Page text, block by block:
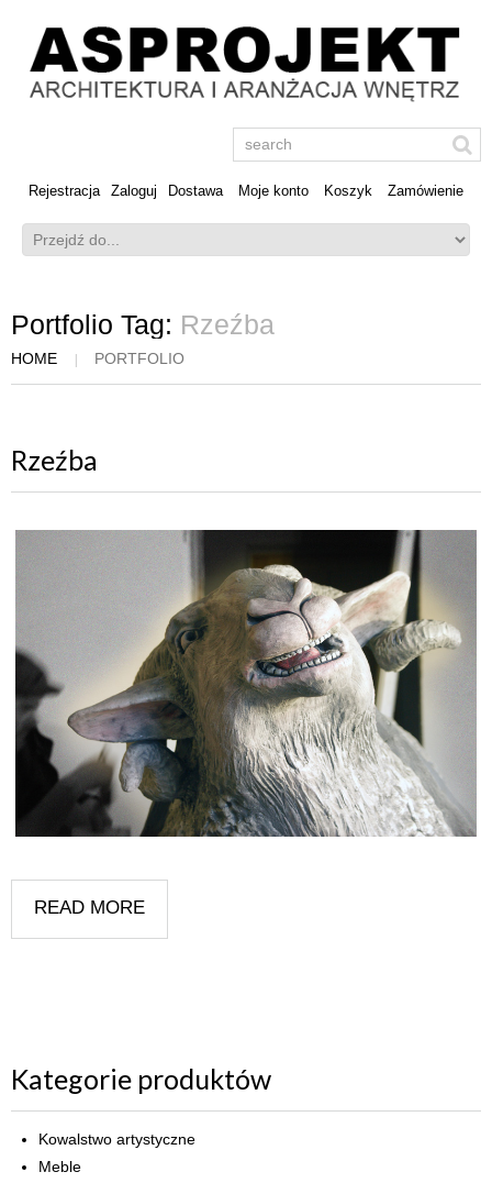
Rejestracja Zaloguj Dostawa Moje konto Koszyk Zamówienie
Portfolio Tag: Rzeźba
HOME PORTFOLIO
Rzeźba
READ MORE
Kategorie produktów
Kowalstwo artystyczne
Meble